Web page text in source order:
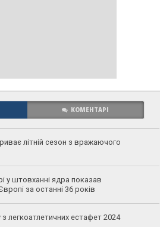
КОМЕНТАРІ
літній сезон з вражаючого
у штовханні ядра показав
за останні 36 років
легкоатлетичних естафет 2024